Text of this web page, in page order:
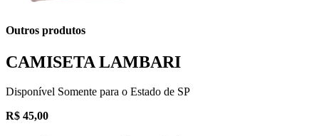
Outros produtos
CAMISETA LAMBARI
Disponível Somente para o Estado de SP
R$ 45,00